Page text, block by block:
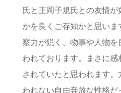
氏と正岡子規氏との友情
かを良くご存知かと思い
察力が鋭く、物事や人物
われております。まさに感
されていたと思われます
われない自由奔放な性格だ